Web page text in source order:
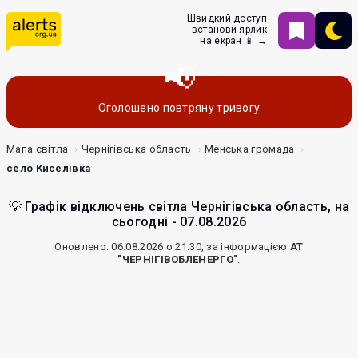
Швидкий доступ
встанови ярлик
на екран 📱 →
Оголошено повтряну тривогу
Мапа світла Чернігівська область
Менська громада
село Киселівка
💡 Графік відключень світла Чернігівська область, на
сьогодні - 07.08.2026
Оновлено: 06.08.2026 о 21:30, за інформацією АТ
"ЧЕРНІГІВОБЛЕНЕРГО".